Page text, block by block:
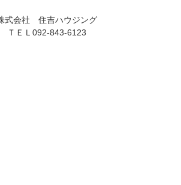
式会社　住吉ハウジング
ＴＥＬ092-843-6123